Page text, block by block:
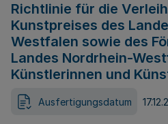
Richtlinie für die
Kunstpreises des
Westfalen sowie des
Landes Nordrhein-
Künstlerinnen und
Ausfertigungsdatum